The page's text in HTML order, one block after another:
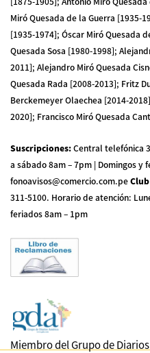
Miró Quesada de la Guerra [1935-
[1935-1974]; Óscar Miró Quesada
Quesada Sosa [1980-1998];
2011]; Alejandro Miró Quesada
Quesada Rada [2008-2013]; Fritz
Berckemeyer Olaechea [2014-
2020]; Francisco Miró Quesada
Suscripciones:Central telefónica
a sábado 8am – 7pm | Domingos y
fonoavisos@comercio.com.pe
311-5100. Horario de atención:
feriados 8am – 1pm
Miembro del Grupo de